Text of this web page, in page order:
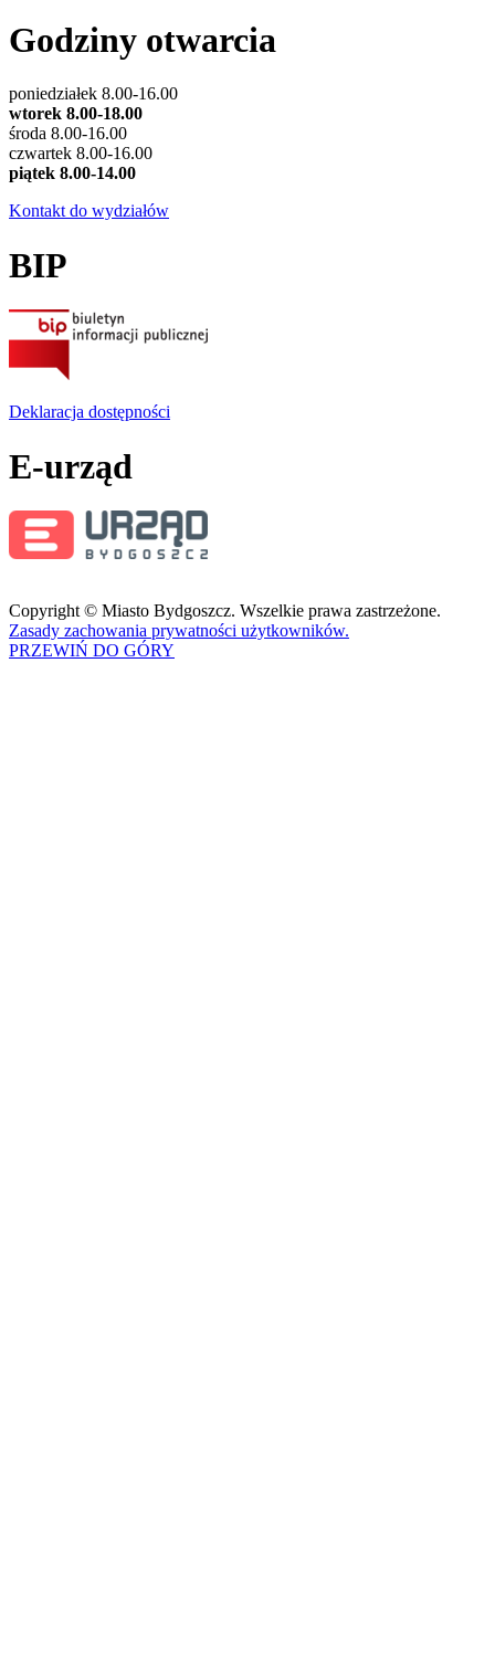
Godziny otwarcia
poniedziałek 8.00-16.00
wtorek 8.00-18.00
środa 8.00-16.00
czwartek 8.00-16.00
piątek 8.00-14.00
Kontakt do wydziałów
BIP
Deklaracja dostępności
E-urząd
Copyright © Miasto Bydgoszcz. Wszelkie prawa zastrzeżone.
Zasady zachowania prywatności użytkowników.
PRZEWIŃ DO GÓRY